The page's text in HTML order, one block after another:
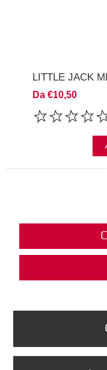
LITTLE JACK
Da €10,50